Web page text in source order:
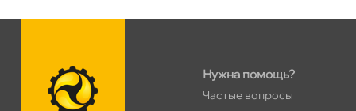
Нужна помощь?
Частые вопросы